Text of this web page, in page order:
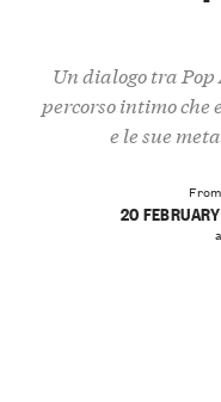
Un dialogo tra
percorso intimo che
e le sue
20